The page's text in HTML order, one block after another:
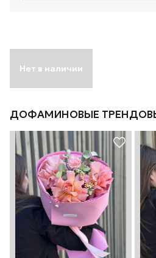
Нет в наличии
ДОФАМИНОВЫЕ